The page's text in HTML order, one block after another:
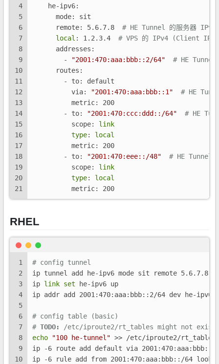
4
5
6
7
8
9
10
11
12
13
14
15
16
17
18
19
20
21
    he-ipv6:
      mode: sit
      remote: 5.6.7.8
# HE Tunnel 的服务器
local : 1.2.3.4 # VPS 的 IPv4 (Client
      addresses:
        -
"2001:470:aaa:bbb::2/64"
# HE
      routes:
        - to: default
          via:
"2001:470:aaa:bbb::1"
# HE
          metric: 200
        - to:
"2001:470:ccc:ddd::/64"
# HE
          scope:
link
type: local
          metric: 200
        - to:
"2001:470:eee::/48"
# HE Tunnel
          scope:
link
type: local
          metric: 200
RHEL
1
2
3
4
5
6
7
8
9
10
# config tunnel
ip tunnel add he-ipv6 mode sit remote 5.6.7.8
ip link set he-ipv6 up
ip addr add 2001:470:aaa:bbb::2/64 dev he-ipv6
# config table (basic)
# TODO:
/etc/iproute2/rt_tables might not
echo
"100 he-tunnel" >> /etc/iproute2/rt_tables
ip -6 route add default via
ip -6 rule add from 2001:470:aaa:bbb::/64